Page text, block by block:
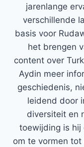
jarenlange
verschillende
basis voor
het brengen
content over
Aydin meer
geschiedenis,
leidend door
diversiteit en
toewijding is hij
om te vormen